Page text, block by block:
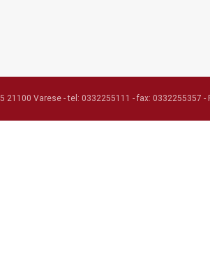
21100 Varese - tel: 0332255111 - fax: 0332255357